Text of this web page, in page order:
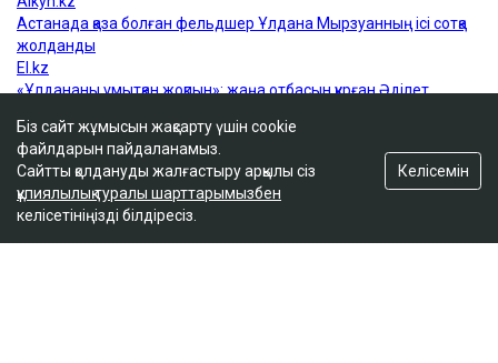
Біз сайт жұмысын жақсарту үшін cookie
файлдарын пайдаланамыз.
Сайтты қолдануды жалғастыру арқылы сіз
құпиялылық туралы шарттарымызбен
келісетініңізді білдіресіз.
Келісемін